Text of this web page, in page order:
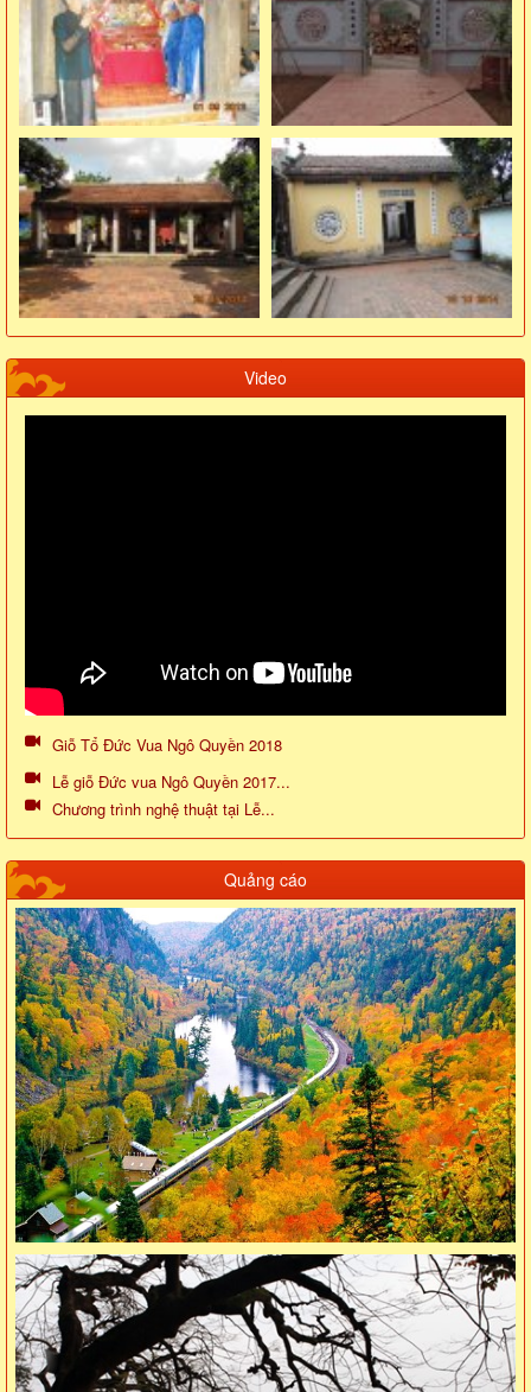
Video
Giỗ Tổ Đức Vua Ngô Quyền 2018
Lễ giỗ Đức vua Ngô Quyền 2017...
Chương trình nghệ thuật tại Lễ...
Quảng cáo